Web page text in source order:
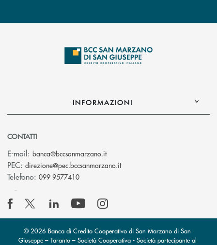
INFORMAZIONI
CONTATTI
E-mail: banca@bccsanmarzano.it(si apre l’app di posta
PEC: direzione@pec.bccsanmarzano.it(si apre l’app di posta
Telefono: 099 9577410
© 2026 Banca di Credito Cooperativo di San Marzano di San
Giuseppe – Taranto – Società Cooperativa - Società partecipante al